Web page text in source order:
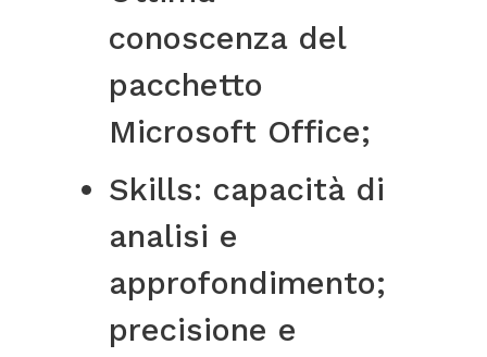
conoscenza del
pacchetto
Microsoft Office;
Skills: capacità di
analisi e
approfondimento;
precisione e